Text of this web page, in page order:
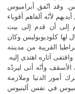
وقد اتّفق أبراميوس
لأنّه ألفاهم أقوياء
إلى أن قدم إلى بيت
كلوديوبوليس وكان
القريبة من مدينته
آثاره اهتدى إليه.
وأنّه أتى ليردّه
أمور الدنيا وملازمة
في نفس ألبنيوس